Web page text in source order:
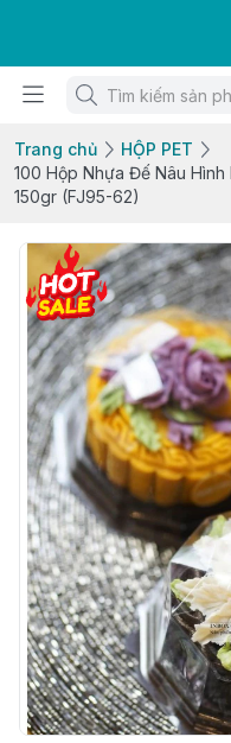
Trang chủ
HỘP PET
100 Hộp Nhựa Đế Nâu
150gr (FJ95-62)